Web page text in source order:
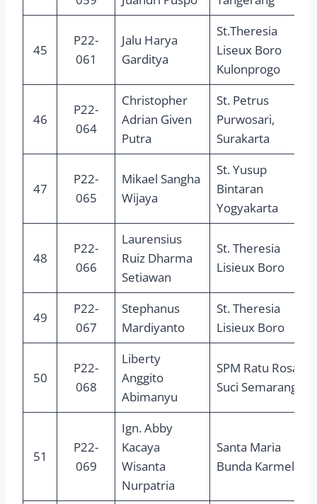
45
P22-
061
Jalu Harya
Garditya
St.Theresia
Liseux Boro
Kulonprogo
46
P22-
064
Christopher
Adrian Given
Putra
St. Petrus
Purwosari,
Surakarta
47
P22-
065
Mikael Sangha
Wijaya
St. Yusup
Bintaran
Yogyakarta
48
P22-
066
Laurensius
Ruiz Dharma
Setiawan
St. Theresia
Lisieux Boro
49
P22-
067
Stephanus
Mardiyanto
St. Theresia
Lisieux Boro
50
P22-
068
Liberty
Anggito
Abimanyu
SPM Ratu Rosario
Suci Semarang
51
P22-
069
Ign. Abby
Kacaya
Wisanta
Nurpatria
Santa Maria
Bunda Karmel